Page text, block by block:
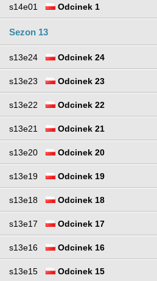
s14e01 Odcinek 1
Sezon 13
s13e24 Odcinek 24
s13e23 Odcinek 23
s13e22 Odcinek 22
s13e21 Odcinek 21
s13e20 Odcinek 20
s13e19 Odcinek 19
s13e18 Odcinek 18
s13e17 Odcinek 17
s13e16 Odcinek 16
s13e15 Odcinek 15